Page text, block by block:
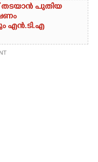
തടയാൻ പുതിയ
എൻ‌.ടി‌.എ